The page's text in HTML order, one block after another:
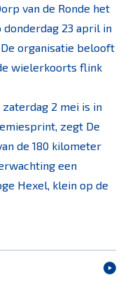
van de Ronde het
donderdag 23 april in
organisatie belooft
wielerkoorts flink
2 mei is in
zegt De
de 180 kilometer
een
Hexel, klein op de